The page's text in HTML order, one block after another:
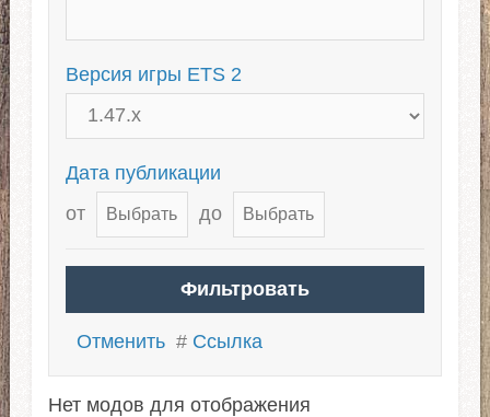
Версия игры ETS 2
Дата публикации
от
до
Отменить # Ссылка
Нет модов для отображения